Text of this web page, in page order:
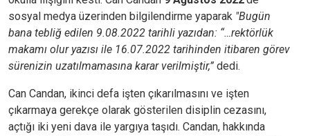
sosyal medya üzerinden bilgilendirme yaparak "Bugün
bana tebliğ edilen 9.08.2022 tarihli yazıdan: “…rektörlük
makamı olur yazısı ile 16.07.2022 tarihinden itibaren görev
sürenizin uzatılmamasına karar verilmiştir,” dedi.
Can Candan, ikinci defa işten çıkarılmasını ve işten
çıkarmaya gerekçe olarak gösterilen disiplin cezasını,
açtığı iki yeni dava ile yargıya taşıdı. Candan, hakkında